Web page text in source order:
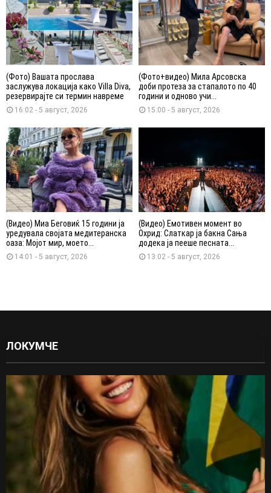
(Фото) Вашата прослава
заслужува локација како Villa Diva,
резервирајте си термин навреме
16:02 - 5 август, 2026
(Фото+видео) Мила Арсовска
доби протеза за стапалото по 40
години и одново учи...
15:00 - 5 август, 2026
(Видео) Миа Беговиќ 15 години ја
уредувала својата медитеранска
оаза: Мојот мир, моето...
14:01 - 5 август, 2026
(Видео) Емотивен момент во
Охрид: Слаткар ја бакна Сања
додека ја пееше песната...
13:02 - 5 август, 2026
ЛОКУМЧЕ